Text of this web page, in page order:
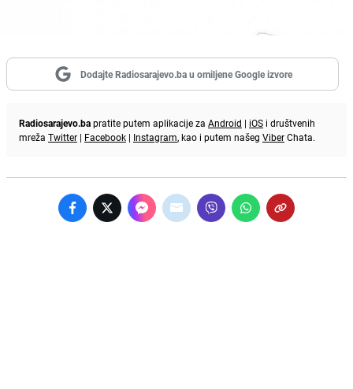
Dodajte Radiosarajevo.ba u omiljene Google izvore
Radiosarajevo.bapratite putem aplikacije za Android | iOS i društvenih
mreža Twitter | Facebook | Instagram, kao i putem našeg ViberChata.